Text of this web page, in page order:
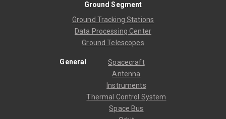
Ground Segment
Ground Tracking Stations
Data Processing Center
Ground Telescopes
General
Spacecraft
Antenna
Instruments
Thermal Control System
Space Bus